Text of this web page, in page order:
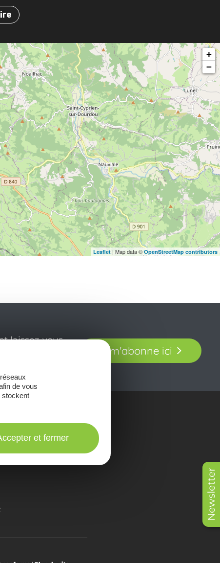
Newsletter
+
−
Leaflet | Map data ©OpenStreetMap contributors
laissez-vous
en Aveyron.
Je m'abonne ici
les
de vous
stockent
et fermer